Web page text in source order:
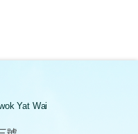
Yat Wai